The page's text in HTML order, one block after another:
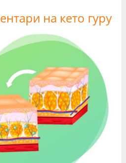
на кето гуру